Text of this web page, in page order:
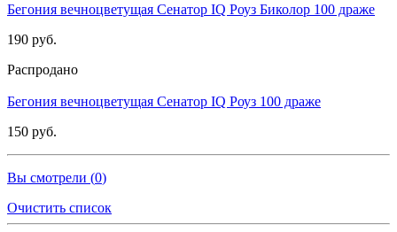
Бегония вечноцветущая Сенатор IQ Роуз Биколор 100 драже
190 руб.
Распродано
Бегония вечноцветущая Сенатор IQ Роуз 100 драже
150 руб.
Вы смотрели (0)
Очистить список